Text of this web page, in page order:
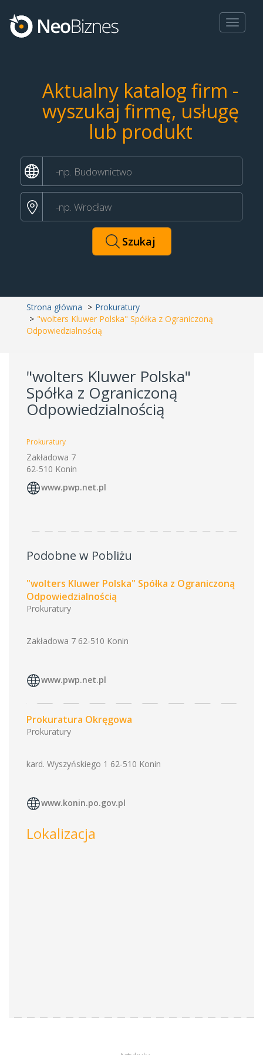
Toggle
Aktualny katalog firm -
wyszukaj firmę, usługę
lub produkt
Strona główna
Prokuratury
"wolters Kluwer Polska" Spółka z Ograniczoną
Odpowiedzialnością
"wolters Kluwer Polska"
Spółka z Ograniczoną
Odpowiedzialnością
Prokuratury
Zakładowa 7
62-510 Konin
www.pwp.net.pl
Podobne w Pobliżu
"wolters Kluwer Polska" Spółka z Ograniczoną
Odpowiedzialnością
Prokuratury
Zakładowa 7 62-510 Konin
www.pwp.net.pl
Prokuratura Okręgowa
Prokuratury
kard. Wyszyńskiego 1 62-510 Konin
www.konin.po.gov.pl
Lokalizacja